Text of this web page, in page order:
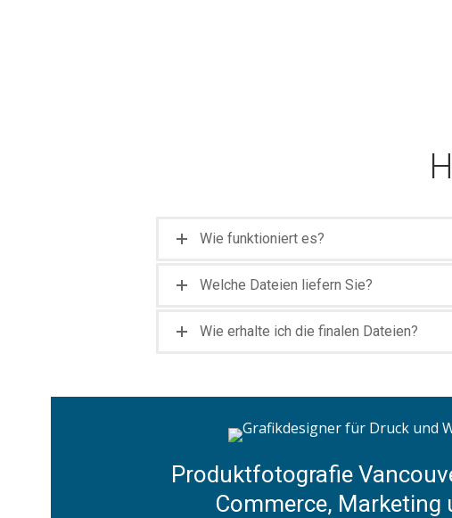
Wie funktioniert es?
Welche Dateien liefern Sie?
Wie erhalte ich die finalen Dateien?
Produktfotografie
Commerce, Marketing